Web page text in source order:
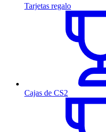
Tarjetas regalo
Cajas de CS2